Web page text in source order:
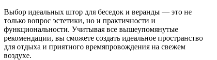
Выбор идеальных штор для беседок и веранды — это не
только вопрос эстетики, но и практичности и
функциональности. Учитывая все вышеупомянутые
рекомендации, вы сможете создать идеальное пространство
для отдыха и приятного времяпровождения на свежем
воздухе.